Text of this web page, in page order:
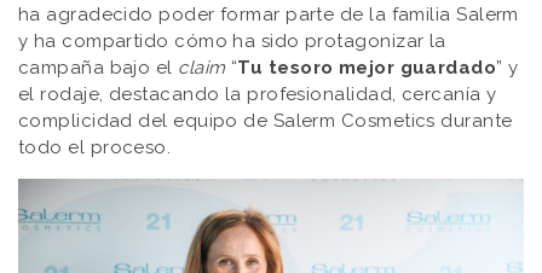
ha agradecido poder formar parte de la familia Salerm
y ha compartido cómo ha sido protagonizar la
campaña bajo el claim “Tu tesoro mejor guardado” y
el rodaje, destacando la profesionalidad, cercanía y
complicidad del equipo de Salerm Cosmetics durante
todo el proceso.